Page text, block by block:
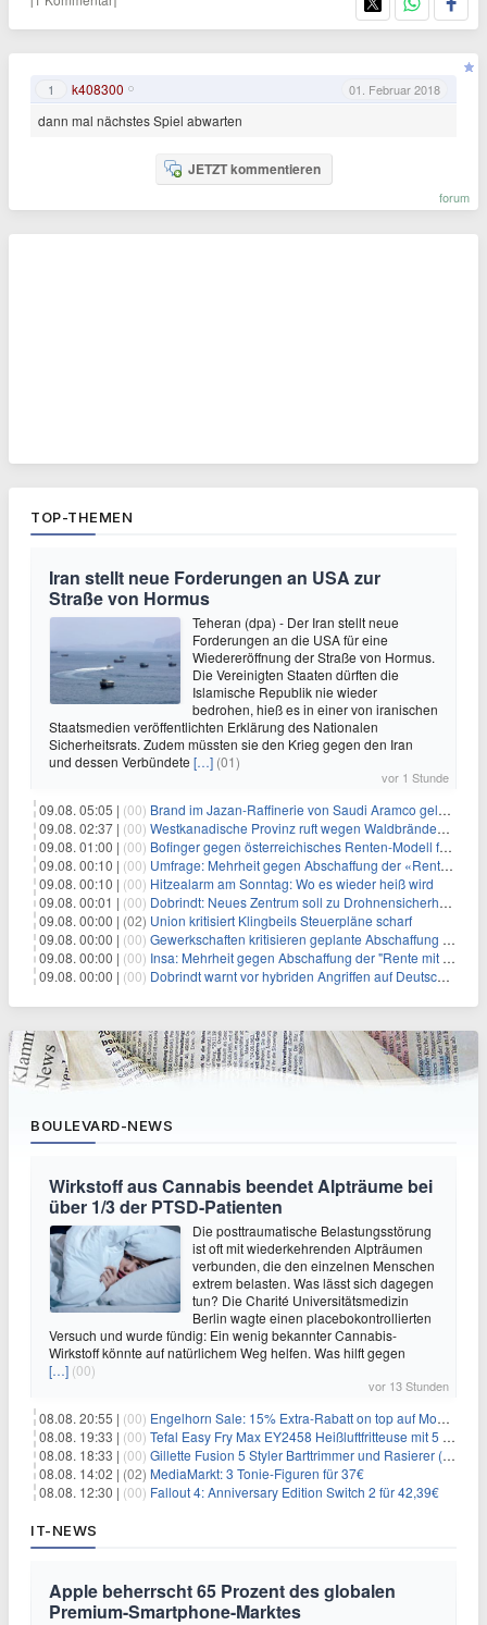
1 k408300 01. Februar 2018
dann mal nächstes Spiel abwarten
JETZT kommentieren
forum
TOP-THEMEN
Iran stellt neue Forderungen an USA zur
Straße von Hormus
Teheran (dpa) - Der Iran stellt neue
Forderungen an die USA für eine
Wiedereröffnung der Straße von Hormus.
Die Vereinigten Staaten dürften die
Islamische Republik nie wieder
bedrohen, hieß es in einer von iranischen
Staatsmedien veröffentlichten Erklärung des Nationalen
Sicherheitsrats. Zudem müssten sie den Krieg gegen den Iran
und dessen Verbündete […] (01)
vor 1 Stunde
09.08. 05:05 | (00) Brand im Jazan-Raffinerie von Saudi Aramco gelöscht: Auswirkungen auf die Energiemärkte
09.08. 02:37 | (00) Westkanadische Provinz ruft wegen Waldbränden Notstand aus
09.08. 01:00 | (00) Bofinger gegen österreichisches Renten-Modell für Schwerarbeiter
09.08. 00:10 | (00) Umfrage: Mehrheit gegen Abschaffung der «Rente mit 63»
09.08. 00:10 | (00) Hitzealarm am Sonntag: Wo es wieder heiß wird
09.08. 00:01 | (00) Dobrindt: Neues Zentrum soll zu Drohnensicherheit forschen
09.08. 00:00 | (02) Union kritisiert Klingbeils Steuerpläne scharf
09.08. 00:00 | (00) Gewerkschaften kritisieren geplante Abschaffung der "Rente mit 63"
09.08. 00:00 | (00) Insa: Mehrheit gegen Abschaffung der "Rente mit 63"
09.08. 00:00 | (00) Dobrindt warnt vor hybriden Angriffen auf Deutschland
BOULEVARD-NEWS
Wirkstoff aus Cannabis beendet Alpträume bei
über 1/3 der PTSD-Patienten
Die posttraumatische Belastungsstörung
ist oft mit wiederkehrenden Alpträumen
verbunden, die den einzelnen Menschen
extrem belasten. Was lässt sich dagegen
tun? Die Charité Universitätsmedizin
Berlin wagte einen placebokontrollierten
Versuch und wurde fündig: Ein wenig bekannter Cannabis-
Wirkstoff könnte auf natürlichem Weg helfen. Was hilft gegen
[…] (00)
vor 13 Stunden
08.08. 20:55 | (00) Engelhorn Sale: 15% Extra-Rabatt on top auf Mode- und Sport-Artikel
08.08. 19:33 | (00) Tefal Easy Fry Max EY2458 Heißluftfritteuse mit 5 Litern für 64,99€
08.08. 18:33 | (00) Gillette Fusion 5 Styler Barttrimmer und Rasierer (All in One) für 16€
08.08. 14:02 | (02) MediaMarkt: 3 Tonie-Figuren für 37€
08.08. 12:30 | (00) Fallout 4: Anniversary Edition Switch 2 für 42,39€
IT-NEWS
Apple beherrscht 65 Prozent des globalen
Premium-Smartphone-Marktes